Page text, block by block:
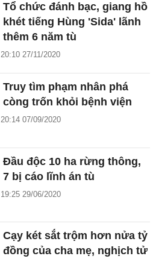
Tổ chức đánh bạc, giang hồ
khét tiếng Hùng 'Sida' lãnh
thêm 6 năm tù
20:10 27/11/2020
Truy tìm phạm nhân phá
còng trốn khỏi bệnh viện
20:14 07/09/2020
Đầu độc 10 ha rừng thông,
7 bị cáo lĩnh án tù
19:25 29/06/2020
Cạy két sắt trộm hơn nửa tỷ
đồng của cha mẹ, nghịch tử